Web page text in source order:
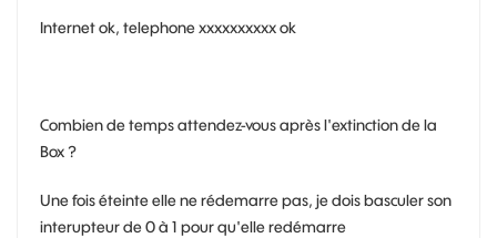
Internet ok, telephone xxxxxxxxxx ok
Combien de temps attendez-vous après l'extinction de la
Box ?
Une fois éteinte elle ne rédemarre pas, je dois basculer son
interupteur de 0 à 1 pour qu'elle redémarre